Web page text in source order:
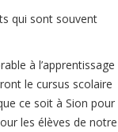
qui sont souvent
à l’apprentissage
le cursus scolaire
ce soit à Sion pour
les élèves de notre